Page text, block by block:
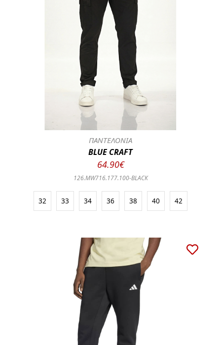
ΠΑΝΤΕΛΟΝΙΑ
BLUE CRAFT
64.90€
126.MW716.177.100-BLACK
32 33 34 36 38 40 42